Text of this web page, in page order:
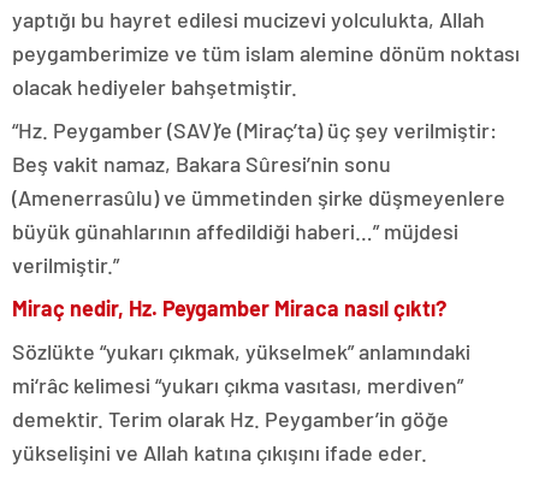
yaptığı bu hayret edilesi mucizevi yolculukta, Allah
peygamberimize ve tüm islam alemine dönüm noktası
olacak hediyeler bahşetmiştir.
“Hz. Peygamber (SAV)’e (Miraç’ta) üç şey verilmiştir:
Beş vakit na­maz, Bakara Sûresi’nin sonu
(Amenerrasûlu) ve ümmetinden şirke düşmeyenlere
büyük günahlarının affedildiği haberi…” müjdesi
verilmiştir.”
Miraç nedir, Hz. Peygamber Miraca nasıl çıktı?
Sözlükte “yukarı çıkmak, yükselmek” anlamındaki
mi‘râc kelimesi “yukarı çıkma vasıtası, merdiven”
demektir. Terim olarak Hz. Peygamber’in göğe
yükselişini ve Allah katına çıkışını ifade eder.